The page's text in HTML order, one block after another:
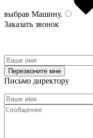
выбрав Машину.
Заказать звонок
Письмо директору